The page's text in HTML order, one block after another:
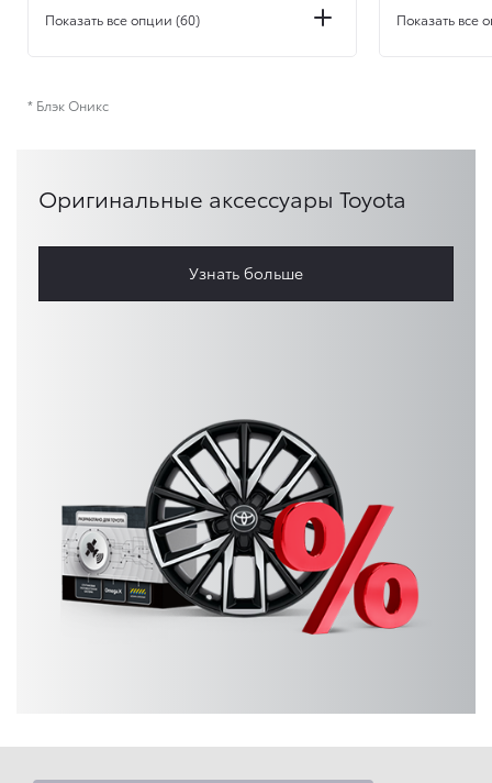
Показать все опции (60) Показать все
* Блэк Оникс
Оригинальные аксессуары Toyota
Узнать больше